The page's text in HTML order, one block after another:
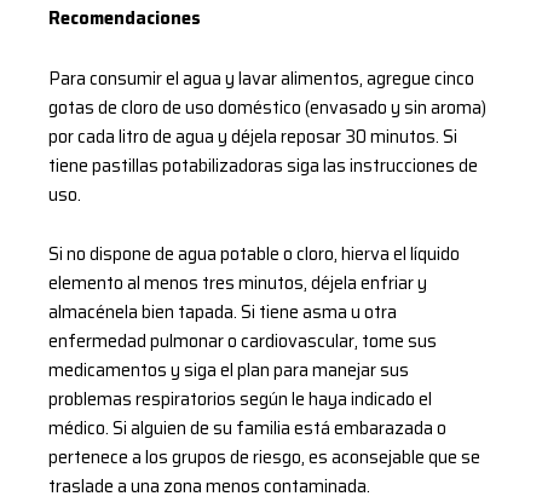
Recomendaciones
Para consumir el agua y lavar alimentos, agregue cinco
gotas de cloro de uso doméstico (envasado y sin aroma)
por cada litro de agua y déjela reposar 30 minutos. Si
tiene pastillas potabilizadoras siga las instrucciones de
uso.
Si no dispone de agua potable o cloro, hierva el líquido
elemento al menos tres minutos, déjela enfriar y
almacénela bien tapada. Si tiene asma u otra
enfermedad pulmonar o cardiovascular, tome sus
medicamentos y siga el plan para manejar sus
problemas respiratorios según le haya indicado el
médico. Si alguien de su familia está embarazada o
pertenece a los grupos de riesgo, es aconsejable que se
traslade a una zona menos contaminada.